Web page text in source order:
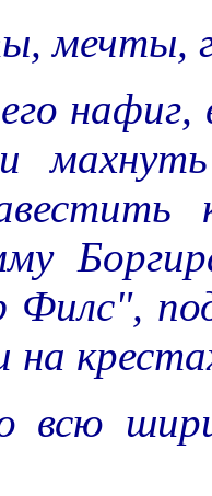
мечты,
нафиг,
на
всю